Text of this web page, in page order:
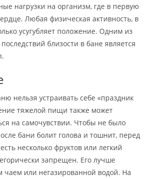
нагрузки на организм, где в первую
Любая физическая активность, в
усугубляет положение. Одним из
близости в бане является
нельзя устраивать себе «праздник
тяжелой пищи также может
на самочувствии. Чтобы не было
бани болит голова и тошнит, перед
несколько фруктов или легкий
запрещен. Его лучше
чаем или негазированной водой. На